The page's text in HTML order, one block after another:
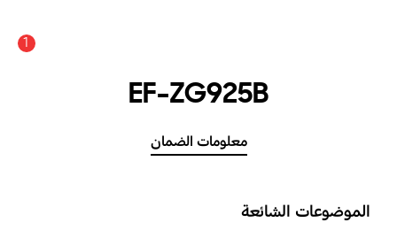
1
EF-ZG925B
معلومات الضمان
الموضوعات الشائعة